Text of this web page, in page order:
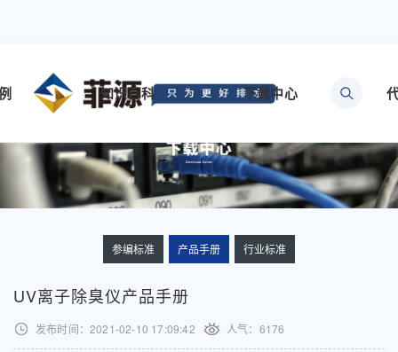
知识百科 下载中心
参编标准 产品手册 行业标准
UV离子除臭仪产品手册
发布时间：2021-02-10 17:09:42 人气： 6176